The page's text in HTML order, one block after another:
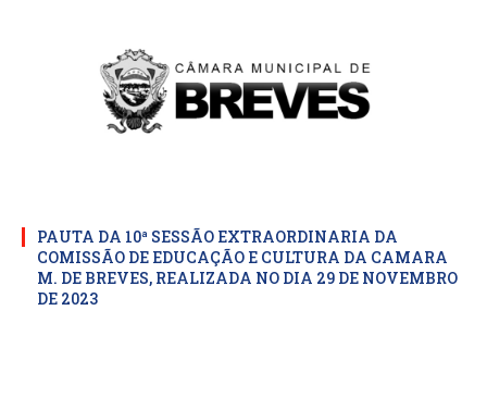
PAUTA DA 10ª SESSÃO EXTRAORDINARIA DA
COMISSÃO DE EDUCAÇÃO E CULTURA DA CAMARA
M. DE BREVES, REALIZADA NO DIA 29 DE NOVEMBRO
DE 2023